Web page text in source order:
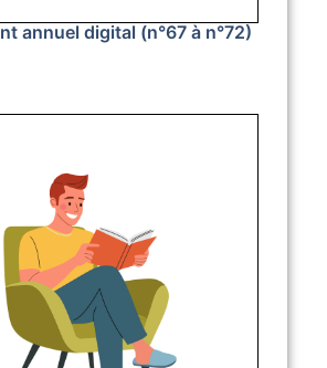
annuel digital (n°67 à n°72)